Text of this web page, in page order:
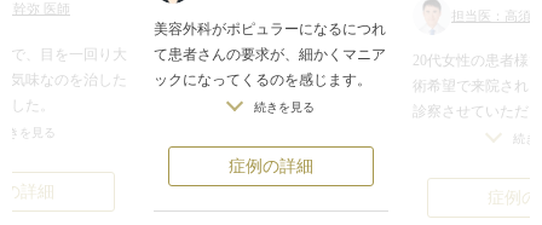
幹弥 医師
で、目を一回り大
気味なのを治した
した。
形成をすることに
側に約1.5mmず
ました。
きを見る
詳細
美容外科がポピュラーになるにつれ
て患者さんの要求が、細かくマニア
ックになってくるのを感じます。
このようなご要望をいただくことが
①睫毛のキワを見せてほしい
②ハム目にならないようにしてほし
続きを見る
症例の詳細
担当医：高須
20代女性の患者様
術希望で来院され
診察させていただ
完全な一重まぶた
また、蒙古襞が発
目の間隔がやや広
続き
症例